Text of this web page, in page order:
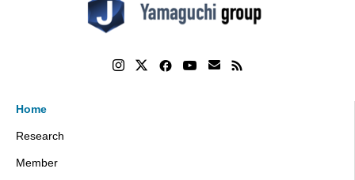
Home
Research
Member